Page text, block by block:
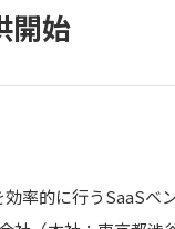
開始
率的に行うSaaSベ